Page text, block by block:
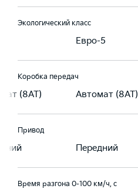
Экологический класс
Евро-5
Коробка передач
(8AT) Автомат (8AT)
Привод
Передний
Время разгона 0-100 км/ч, с